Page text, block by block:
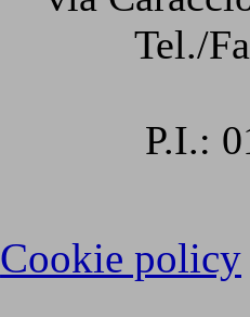
Tel./
P.I.:
Cookie policy